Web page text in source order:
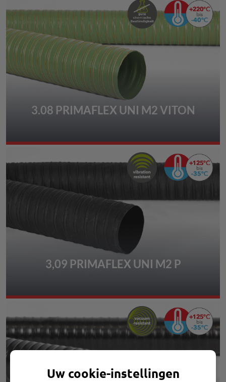
3.08 PRIMAFLEX UNI M2 VITON
3,09 PRIMAFLEX UNI M2 P
Uw cookie-instellingen